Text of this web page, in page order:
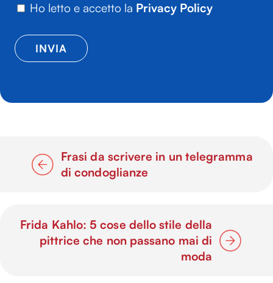
Ho letto e accetto la Privacy Policy
Frasi da scrivere in un telegramma
di condoglianze
Frida Kahlo: 5 cose dello stile della
pittrice che non passano mai di
moda